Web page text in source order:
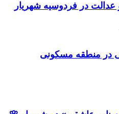
عدالت در فردوسیه شهریار
روز بی‌آبی در منطقه مسکونی